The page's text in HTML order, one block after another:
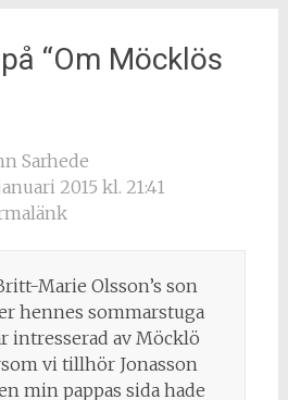
“Om Möcklös
Sarhede
2015 kl. 21:41
Marie Olsson’s son
hennes sommarstuga
intresserad av Möcklö
vi tillhör Jonasson
min pappas sida hade